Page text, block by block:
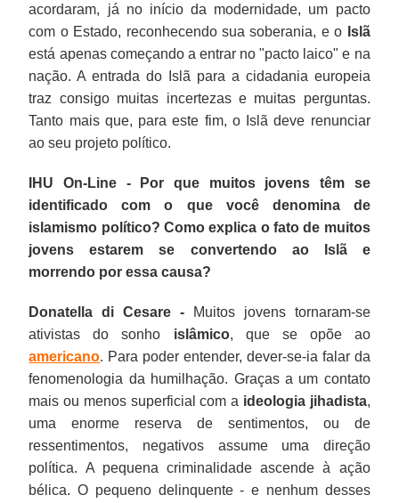
acordaram, já no início da modernidade, um pacto
com o Estado, reconhecendo sua soberania, e o Islã
está apenas começando a entrar no "pacto laico" e na
nação. A entrada do Islã para a cidadania europeia
traz consigo muitas incertezas e muitas perguntas.
Tanto mais que, para este fim, o Islã deve renunciar
ao seu projeto político.
IHU On-Line - Por que muitos jovens têm se
identificado com o que você denomina de
islamismo político? Como explica o fato de muitos
jovens estarem se convertendo ao Islã e
morrendo por essa causa?
Donatella di Cesare - Muitos jovens tornaram-se
ativistas do sonho islâmico, que se opõe ao
americano. Para poder entender, dever-se-ia falar da
fenomenologia da humilhação. Graças a um contato
mais ou menos superficial com a ideologia jihadista,
uma enorme reserva de sentimentos, ou de
ressentimentos, negativos assume uma direção
política. A pequena criminalidade ascende à ação
bélica. O pequeno delinquente - e nenhum desses